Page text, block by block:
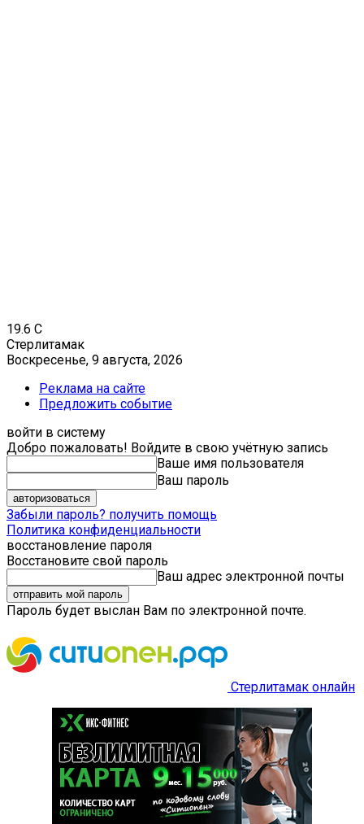
19.6 C
Стерлитамак
Воскресенье, 9 августа, 2026
Реклама на сайте
Предложить событие
войти в систему
Добро пожаловать! Войдите в свою учётную запись
Ваше имя пользователя
Ваш пароль
Забыли пароль? получить помощь
Политика конфиденциальности
восстановление пароля
Восстановите свой пароль
Ваш адрес электронной почты
Пароль будет выслан Вам по электронной почте.
Стерлитамак онлайн